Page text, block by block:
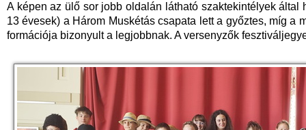
A képen az ülő sor jobb oldalán látható szaktekintélyek által
13 évesek) a Három Muskétás csapata lett a győztes, míg a
formációja bizonyult a legjobbnak. A versenyzők